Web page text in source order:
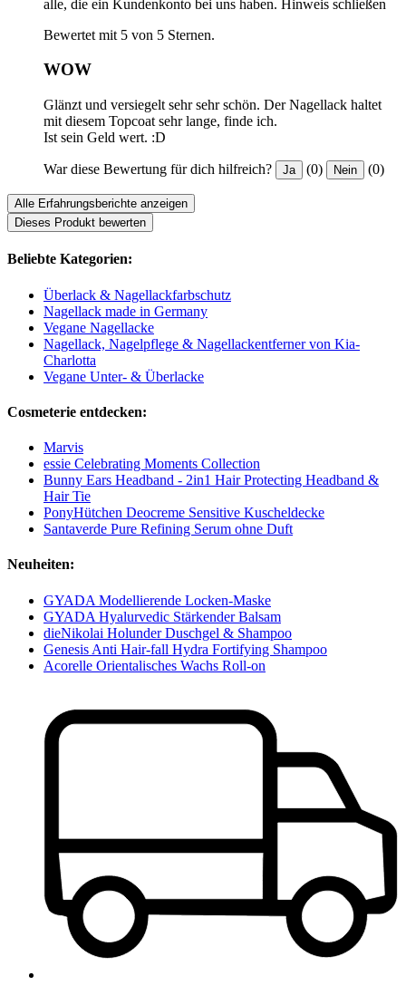
alle, die ein Kundenkonto bei uns haben. Hinweis schließen
Bewertet mit 5 von 5 Sternen.
WOW
Glänzt und versiegelt sehr sehr schön. Der Nagellack haltet
mit diesem Topcoat sehr lange, finde ich.
Ist sein Geld wert. :D
War diese Bewertung für dich hilfreich? Ja (0) Nein (0)
Alle Erfahrungsberichte anzeigen
Dieses Produkt bewerten
Beliebte Kategorien:
Überlack & Nagellackfarbschutz
Nagellack made in Germany
Vegane Nagellacke
Nagellack, Nagelpflege & Nagellackentferner von Kia-
Charlotta
Vegane Unter- & Überlacke
Cosmeterie entdecken:
Marvis
essie Celebrating Moments Collection
Bunny Ears Headband - 2in1 Hair Protecting Headband &
Hair Tie
PonyHütchen Deocreme Sensitive Kuscheldecke
Santaverde Pure Refining Serum ohne Duft
Neuheiten:
GYADA Modellierende Locken-Maske
GYADA Hyalurvedic Stärkender Balsam
dieNikolai Holunder Duschgel & Shampoo
Genesis Anti Hair-fall Hydra Fortifying Shampoo
Acorelle Orientalisches Wachs Roll-on